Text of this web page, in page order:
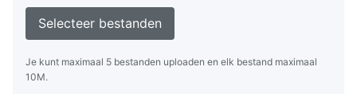
Selecteer bestanden
Je kunt maximaal 5 bestanden uploaden en elk bestand maximaal
10M.